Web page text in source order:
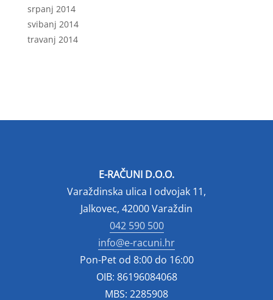
srpanj 2014
svibanj 2014
travanj 2014
E-RAČUNI D.O.O.
Varaždinska ulica I odvojak 11,
Jalkovec, 42000 Varaždin
042 590 500
info@e-racuni.hr
Pon-Pet od 8:00 do 16:00
OIB: 86196084068
MBS: 2285908